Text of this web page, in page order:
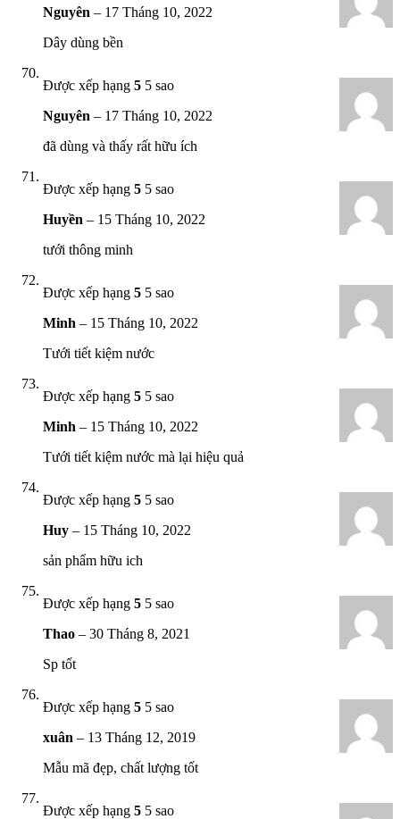
Nguyên – 17 Tháng 10, 2022
Dây dùng bền
Được xếp hạng 5 5 sao
Nguyên – 17 Tháng 10, 2022
đã dùng và thấy rất hữu ích
Được xếp hạng 5 5 sao
Huyền – 15 Tháng 10, 2022
tưới thông minh
Được xếp hạng 5 5 sao
Minh – 15 Tháng 10, 2022
Tưới tiết kiệm nước
Được xếp hạng 5 5 sao
Minh – 15 Tháng 10, 2022
Tưới tiết kiệm nước mà lại hiệu quả
Được xếp hạng 5 5 sao
Huy – 15 Tháng 10, 2022
sản phẩm hữu ich
Được xếp hạng 5 5 sao
Thao – 30 Tháng 8, 2021
Sp tốt
Được xếp hạng 5 5 sao
xuân – 13 Tháng 12, 2019
Mẫu mã đẹp, chất lượng tốt
Được xếp hạng 5 5 sao